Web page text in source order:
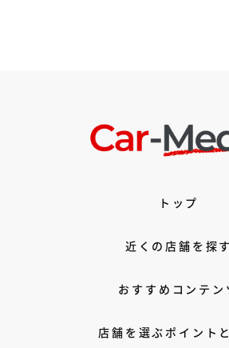
トップ
近くの店舗を探す
おすすめコンテン
店舗を選ぶポイント